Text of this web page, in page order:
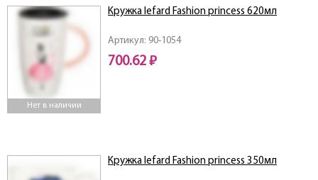
Нет в наличии
Артикул: 90-1054
Кружка lefard Fashion princess 620мл
700.62 ₽
Кружка lefard Fashion princess 350мл